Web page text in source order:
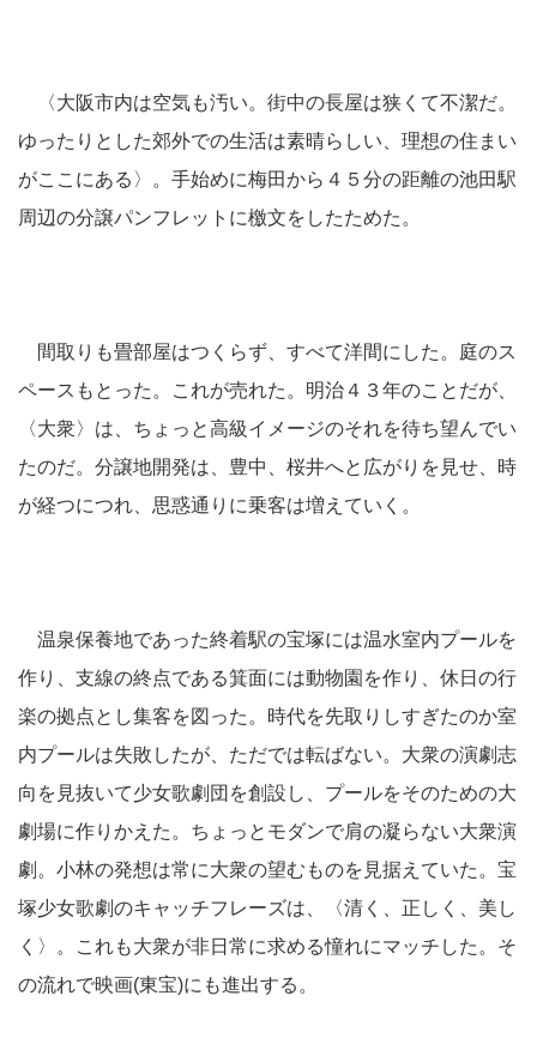
〈大阪市内は空気も汚い。街中の長屋は狭くて不潔だ。
ゆったりとした郊外での生活は素晴らしい、理想の住まい
がここにある〉。手始めに梅田から４５分の距離の池田駅
周辺の分譲パンフレットに檄文をしたためた。
間取りも畳部屋はつくらず、すべて洋間にした。庭のス
ペースもとった。これが売れた。明治４３年のことだが、
〈大衆〉は、ちょっと高級イメージのそれを待ち望んでい
たのだ。分譲地開発は、豊中、桜井へと広がりを見せ、時
が経つにつれ、思惑通りに乗客は増えていく。
温泉保養地であった終着駅の宝塚には温水室内プールを
作り、支線の終点である箕面には動物園を作り、休日の行
楽の拠点とし集客を図った。時代を先取りしすぎたのか室
内プールは失敗したが、ただでは転ばない。大衆の演劇志
向を見抜いて少女歌劇団を創設し、プールをそのための大
劇場に作りかえた。ちょっとモダンで肩の凝らない大衆演
劇。小林の発想は常に大衆の望むものを見据えていた。宝
塚少女歌劇のキャッチフレーズは、〈清く、正しく、美し
く〉。これも大衆が非日常に求める憧れにマッチした。そ
の流れで映画(東宝)にも進出する。